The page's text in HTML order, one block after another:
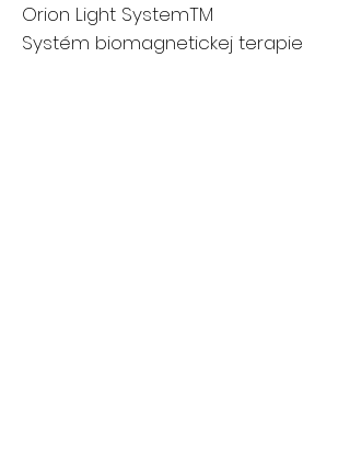
Orion Light SystemTM
Systém biomagnetickej terapie